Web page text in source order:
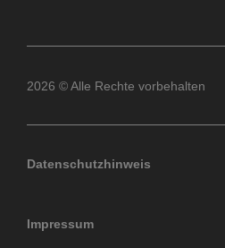
2026 © Alle Rechte vorbehalten
Datenschutzhinweis
Impressum